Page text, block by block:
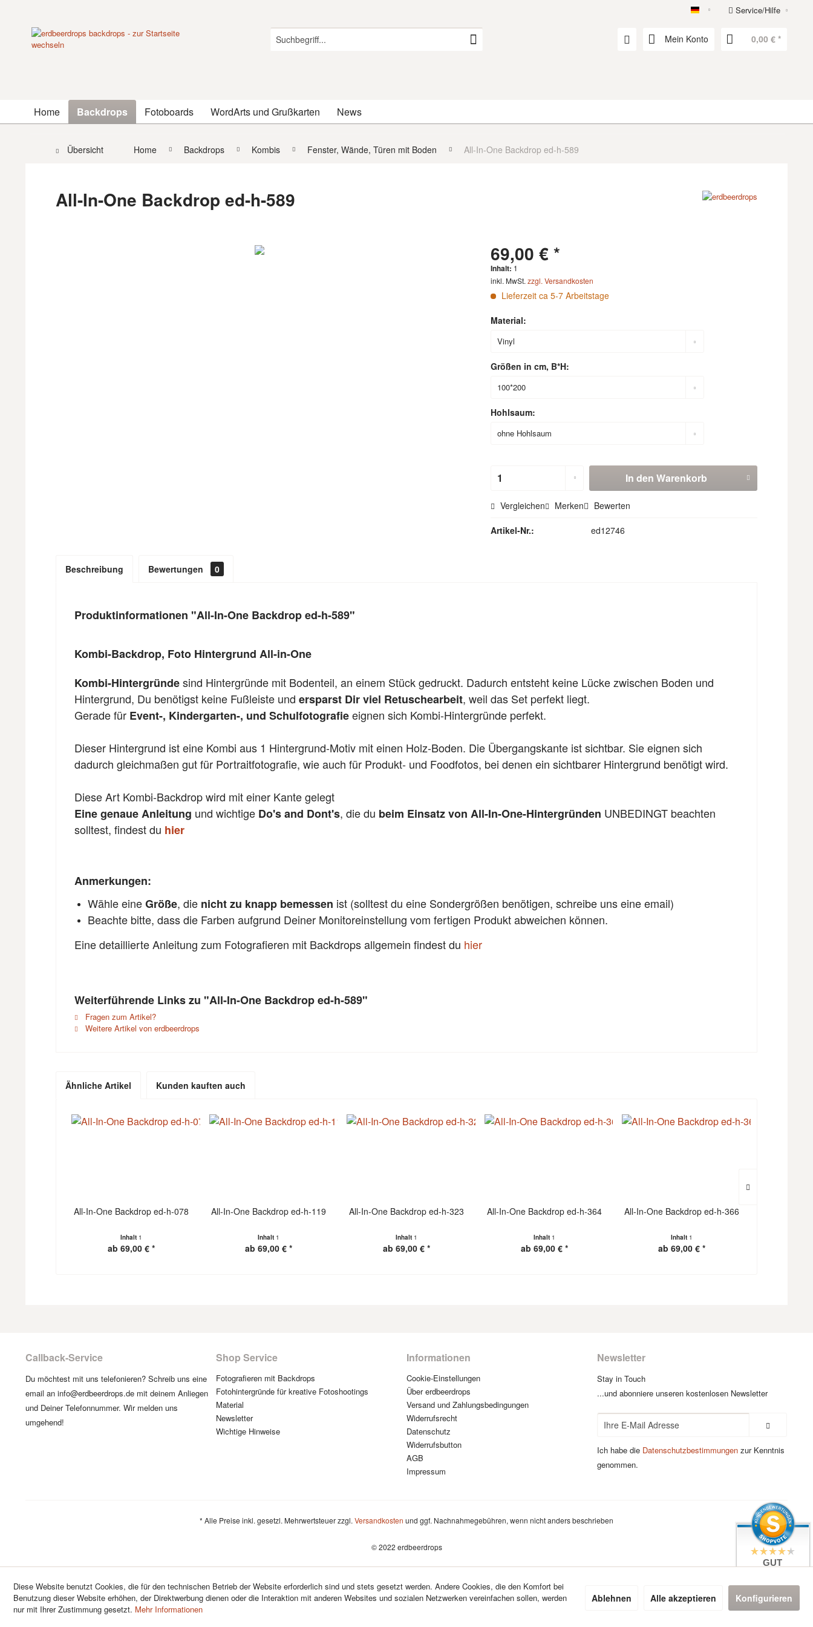
erdbeerdropsService/Hilfe
Mein Konto 0,00 € *
Home Backdrops Fotoboards WordArts und Grußkarten News
Übersicht Home Backdrops Kombis Fenster, Wände, Türen mit Boden All-In-One Backdrop ed-h-589
All-In-One Backdrop ed-h-589
69,00 € *
Inhalt: 1
inkl. MwSt.zzgl. Versandkosten
Lieferzeit ca 5-7 Arbeitstage
Material:
Größen in cm, B*H:
Hohlsaum:
In den Warenkorb
Vergleichen Merken Bewerten
Artikel-Nr.: ed12746
Beschreibung Bewertungen 0
Produktinformationen "All-In-One Backdrop ed-h-589"
Kombi-Backdrop, Foto Hintergrund All-in-One
Kombi-Hintergründesind Hintergründe mit Bodenteil, an einem Stück gedruckt. Dadurch entsteht keine Lücke zwischen Boden und
Hintergrund, Du benötigst keine Fußleiste und ersparst Dir viel Retuschearbeit, weil das Set perfekt liegt.
Gerade für Event-, Kindergarten-, und Schulfotografieeignen sich Kombi-Hintergründe perfekt.
Dieser Hintergrund ist eine Kombi aus 1 Hintergrund-Motiv mit einen Holz-Boden. Die Übergangskante ist sichtbar. Sie eignen sich
dadurch gleichmaßen gut für Portraitfotografie, wie auch für Produkt- und Foodfotos, bei denen ein sichtbarer Hintergrund benötigt wird.
Diese Art Kombi-Backdrop wird mit einer Kante gelegt
Eine genaue Anleitung und wichtige Do's and Dont's, die du beim Einsatz von All-In-One-Hintergründen UNBEDINGT beachten
solltest, findest du hier
Anmerkungen:
Wähle eineGröße, die nicht zu knapp bemessen ist (solltest du eine Sondergrößen benötigen, schreibe uns eine email)
Beachte bitte, dass die Farben aufgrund Deiner Monitoreinstellung vom fertigen Produkt abweichen können.
Eine detaillierte Anleitung zum Fotografieren mit Backdrops allgemein findest du hier
Weiterführende Links zu "All-In-One Backdrop ed-h-589"
Fragen zum Artikel?
Weitere Artikel von erdbeerdrops
Ähnliche Artikel Kunden kauften auch
All-In-One Backdrop ed-h-078
Inhalt 1
ab 69,00 € *
All-In-One Backdrop ed-h-119
Inhalt 1
ab 69,00 € *
All-In-One Backdrop ed-h-323
Inhalt 1
ab 69,00 € *
All-In-One Backdrop ed-h-364
Inhalt 1
ab 69,00 € *
All-In-One Backdrop ed-h-366
Inhalt 1
ab 69,00 € *
Callback-Service
Du möchtest mit uns telefonieren? Schreib uns eine
email an info@erdbeerdrops.de mit deinem Anliegen
und Deiner Telefonnummer. Wir melden uns
umgehend!
Shop Service
Fotografieren mit Backdrops
Fotohintergründe für kreative Fotoshootings
Material
Newsletter
Wichtige Hinweise
Informationen
Cookie-Einstellungen
Über erdbeerdrops
Versand und Zahlungsbedingungen
Widerrufsrecht
Datenschutz
Widerrufsbutton
AGB
Impressum
Newsletter
Stay in Touch
...und abonniere unseren kostenlosen Newsletter
Ich habe die Datenschutzbestimmungen zur Kenntnis
genommen.
* Alle Preise inkl. gesetzl. Mehrwertsteuer zzgl. Versandkosten und ggf. Nachnahmegebühren, wenn nicht anders beschrieben
© 2022 erdbeerdrops
Diese Website benutzt Cookies, die für den technischen Betrieb der Website erforderlich sind und stets gesetzt werden. Andere Cookies, die den Komfort bei
Benutzung dieser Website erhöhen, der Direktwerbung dienen oder die Interaktion mit anderen Websites und sozialen Netzwerken vereinfachen sollen, werden
nur mit Ihrer Zustimmung gesetzt. Mehr Informationen
Ablehnen Alle akzeptieren Konfigurieren
GUT
shopvote.de